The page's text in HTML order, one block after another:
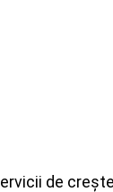
de